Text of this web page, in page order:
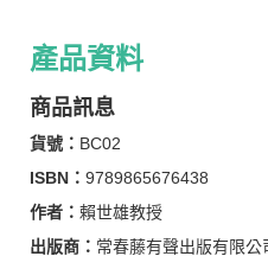
產品資料
商品訊息
貨號： BC02
ISBN： 9789865676438
作者： 賴世雄教授
出版商： 常春藤有聲出版有限公